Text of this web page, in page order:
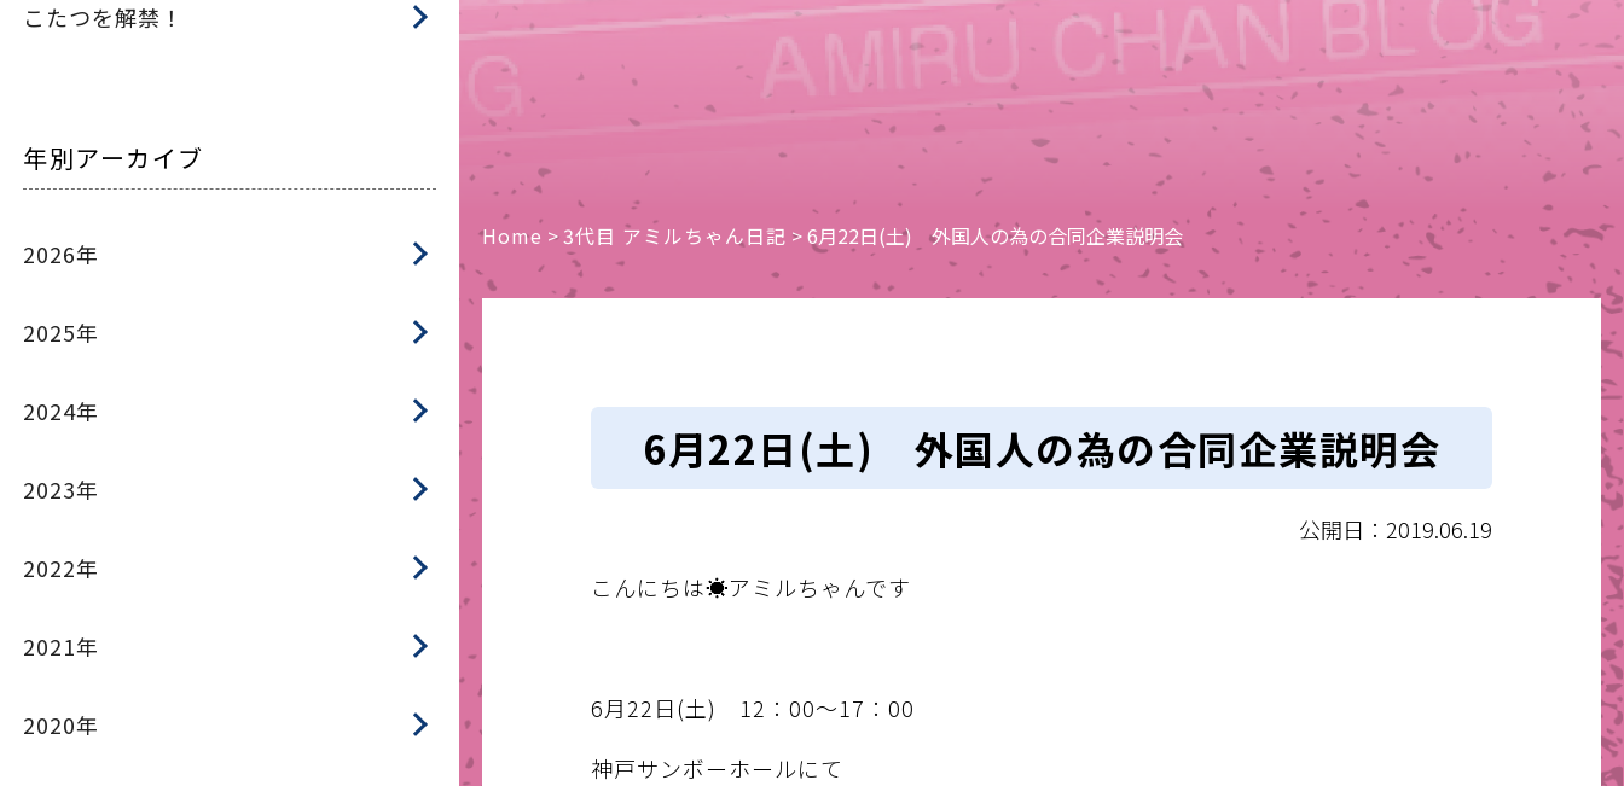
こたつを解禁！
年別アーカイブ
2026年
2025年
2024年
2023年
2022年
2021年
2020年
Home >3代目 アミルちゃん日記 >6月22日(土) 外国人の為の合同企業説明会
6月22日(土) 外国人の為の合同企業説明会
公開日：2019.06.19
こんにちは☀アミルちゃんです
6月22日(土) 12：00～17：00
神戸サンボーホールにて